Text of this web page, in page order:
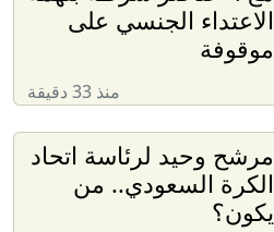
الاعتداء الجنسي على
موقوفة
منذ 33 دقيقة
مرشح وحيد لرئاسة اتحاد
الكرة السعودي.. من
يكون؟